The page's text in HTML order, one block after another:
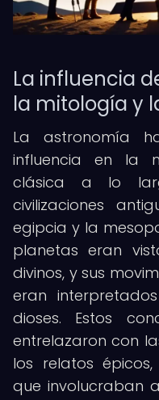
La influencia
la mitología y
La astronomía
influencia en la
clásica a lo
civilizaciones
egipcia y la
planetas eran
divinos, y sus
eran
dioses. Estos
entrelazaron con
los relatos
que involucraban